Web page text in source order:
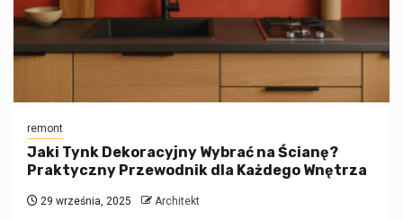
remont
Jaki Tynk Dekoracyjny Wybrać na Ścianę?
Praktyczny Przewodnik dla Każdego Wnętrza
29 września, 2025 Architekt